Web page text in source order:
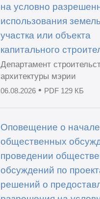
на условно
использования
участка или объекта
капитального
Департамент
архитектуры мэрии
06.08.2026• PDF 129 КБ
Оповещение о начале
общественных
проведении
обсуждений по
решений о